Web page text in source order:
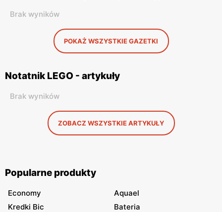
Brak wyników
POKAŻ WSZYSTKIE GAZETKI
Notatnik LEGO - artykuły
Brak wyników
ZOBACZ WSZYSTKIE ARTYKUŁY
Popularne produkty
Economy
Aquael
Kredki Bic
Bateria